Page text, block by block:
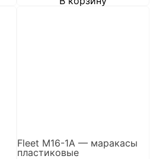
Fleet M16-1A — маракасы
пластиковые